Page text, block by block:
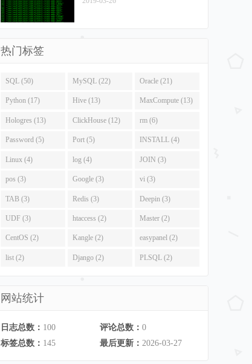
热门标签
SQL (50) MySQL (22) Oracle (21)
Python (17) Hive (13) MaxCompute (13)
Hologres (13) ClickHouse (12) rm (6)
Password (5) Port (5) INSTALL (4)
Linux (4) log (4) JOIN (3)
pos (3) Google (3) vi (3)
TAB (3) Redis (3) Deepin (3)
UDF (3) htaccess (2) Master (2)
CentOS (2) Kangle (2) easypanel (2)
list (2) Django (2) PLSQL (2)
网站统计
日志总数： 100 评论总数： 0
标签总数： 145 最后更新： 2026-03-27